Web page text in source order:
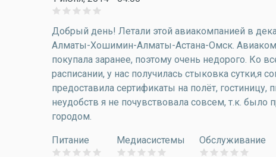
Добрый день! Летали этой авиакомпанией в
Алматы-Хошимин-Алматы-Астана-Омск.
покупала заранее, поэтому очень недорого. Ко
расписании, у нас получилась стыковка сутки,я
предоставила сертификаты на полёт,
неудобств я не почувствовала совсем, т.к. было
городом.
Питание Медиасистемы Обслуживание